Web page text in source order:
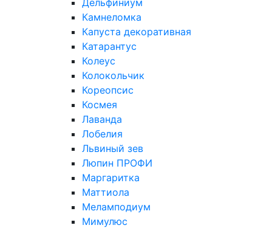
Дельфиниум
Камнеломка
Капуста декоративная
Катарантус
Колеус
Колокольчик
Кореопсис
Космея
Лаванда
Лобелия
Львиный зев
Люпин ПРОФИ
Маргаритка
Маттиола
Меламподиум
Мимулюс